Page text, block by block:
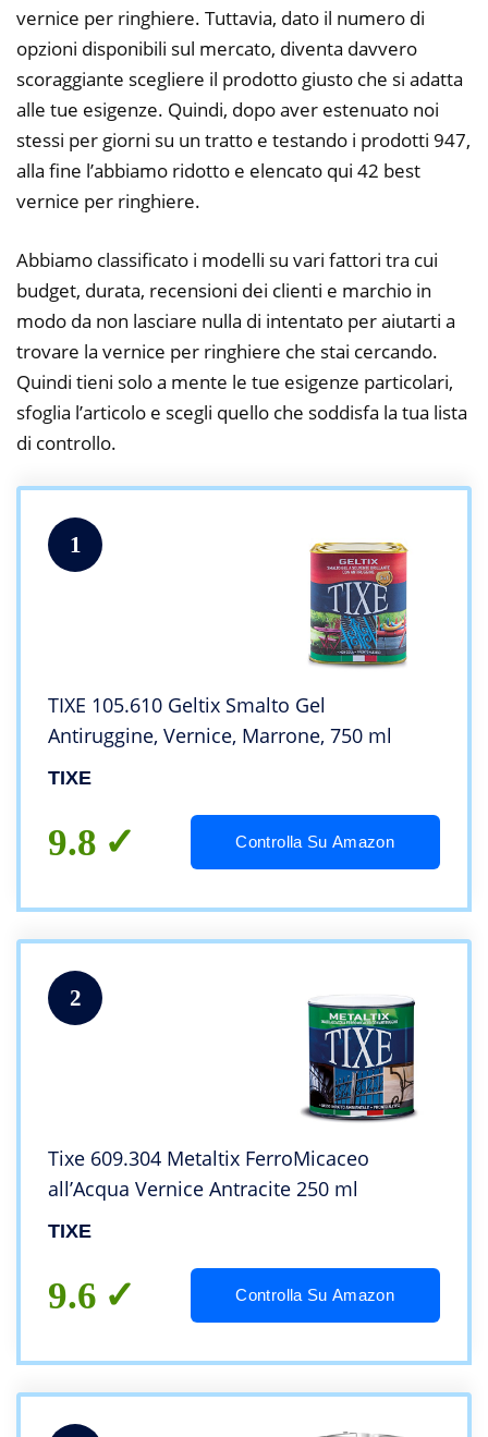
vernice per ringhiere. Tuttavia, dato il numero di
opzioni disponibili sul mercato, diventa davvero
scoraggiante scegliere il prodotto giusto che si adatta
alle tue esigenze. Quindi, dopo aver estenuato noi
stessi per giorni su un tratto e testando i prodotti 947,
alla fine l’abbiamo ridotto e elencato qui 42 best
vernice per ringhiere.
Abbiamo classificato i modelli su vari fattori tra cui
budget, durata, recensioni dei clienti e marchio in
modo da non lasciare nulla di intentato per aiutarti a
trovare la vernice per ringhiere che stai cercando.
Quindi tieni solo a mente le tue esigenze particolari,
sfoglia l’articolo e scegli quello che soddisfa la tua lista
di controllo.
1
TIXE 105.610 Geltix Smalto Gel
Antiruggine, Vernice, Marrone, 750 ml
TIXE
9.8 Controlla Su Amazon
2
Tixe 609.304 Metaltix FerroMicaceo
all’Acqua Vernice Antracite 250 ml
TIXE
9.6 Controlla Su Amazon